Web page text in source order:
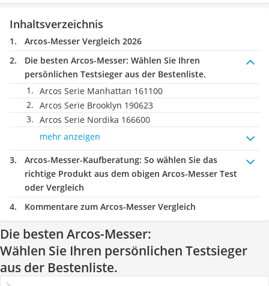
Inhaltsverzeichnis
Arcos-Messer Vergleich 2026
Die besten Arcos-Messer: Wählen Sie Ihren
persönlichen Testsieger aus der Bestenliste.
Arcos Serie Manhattan 161100
Arcos Serie Brooklyn 190623
Arcos Serie Nordika 166600
mehr anzeigen
Arcos-Messer-Kaufberatung: So wählen Sie das
richtige Produkt aus dem obigen Arcos-Messer Test
oder Vergleich
Kommentare zum Arcos-Messer Vergleich
Die besten Arcos-Messer:
Wählen Sie Ihren persönlichen Testsieger
aus der Bestenliste.